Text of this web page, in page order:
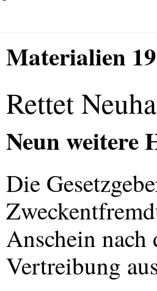
Materialien
Rettet
Neun weitere
Die
Anschein
Vertreibung